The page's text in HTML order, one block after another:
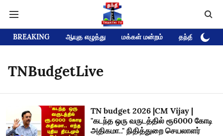
BREAKING ஆயுத எழுத்து மக்கள் மன்றம் தந்தி டிவி
TNBudgetLive
TN budget 2026 |CM Vijay |
"கடந்த ஒரு வருடத்தில் ரூ6000 கோடி
அதிகமா.." நிதித்துறை செயலாளர்